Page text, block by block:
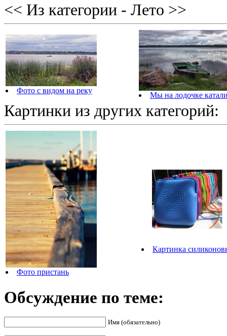
<< Из категории - Лето >>
Фото с видом на реку
Мы на лодочке
Картинки из других категорий:
Фото пристань
Картинка
Обсуждение по теме:
Имя (обязательно)